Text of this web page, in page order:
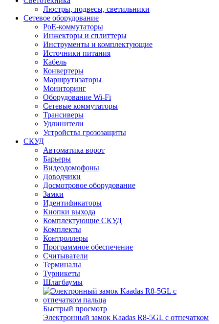
Люстры, подвесы, светильники
Сетевое оборудование
PoE-коммутаторы
Инжекторы и сплиттеры
Инструменты и комплектующие
Источники питания
Кабель
Конвертеры
Маршрутизаторы
Мониторинг
Оборудование Wi-Fi
Сетевые коммутаторы
Трансиверы
Удлинители
Устройства грозозащиты
СКУД
Автоматика ворот
Барьеры
Видеодомофоны
Доводчики
Досмотровое оборудование
Замки
Идентификаторы
Кнопки выхода
Комплектующие СКУД
Комплекты
Контроллеры
Программное обеспечение
Считыватели
Терминалы
Турникеты
Шлагбаумы
Быстрый просмотр
Электронный замок Kaadas R8-5GL с отпечатком